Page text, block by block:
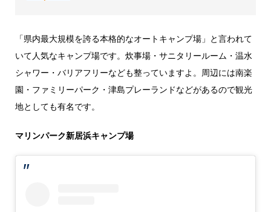
「県内最大規模を誇る本格的なオートキャンプ場」と言われて
いて人気なキャンプ場です。炊事場・サニタリールーム・温水
シャワー・バリアフリーなども整っていますよ。周辺には南楽
園・ファミリーパーク・津島プレーランドなどがあるので観光
地としても有名です。
マリンパーク新居浜キャンプ場